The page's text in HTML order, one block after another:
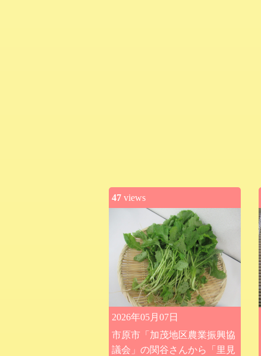
47 views
2026年05月07日
市原市「加茂地区農業振興協
議会」の関谷さんから「里見